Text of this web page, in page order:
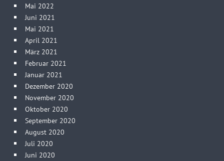
Mai 2022
Juni 2021
Mai 2021
April 2021
März 2021
Februar 2021
Januar 2021
Dezember 2020
November 2020
Oktober 2020
September 2020
August 2020
Juli 2020
Juni 2020